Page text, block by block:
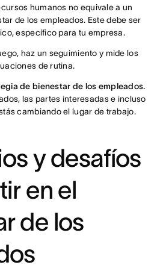
humanos no equivale a un
de los empleados. Este debe ser
específico para tu empresa.
haz un seguimiento y mide los
de rutina.
de bienestar de los empleados.
las partes interesadas e incluso
cambiando el lugar de trabajo.
y desafíos
en el
de los